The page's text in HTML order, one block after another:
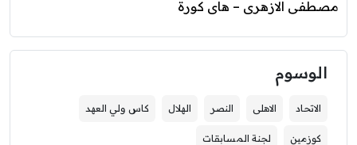
مصطفى الازهرى – هاى كورة
الوسوم
الاتحاد الاهلى النصر الهلال كاس ولي العهد
كوزمين لجنة المسابقات